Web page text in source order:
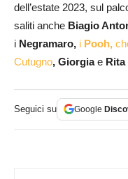
dell’estate 2023, sul
saliti anche Biagio
i Negramaro, i Pooh,
Cutugno, Giorgiae Rita
Seguici su Google